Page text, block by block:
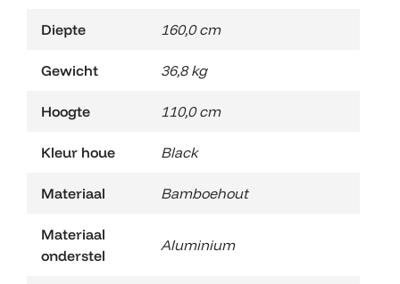
Diepte 160,0 cm
Gewicht 36,8 kg
Hoogte 110,0 cm
Kleur houe Black
Materiaal Bamboehout
Materiaal
onderstel
Aluminium